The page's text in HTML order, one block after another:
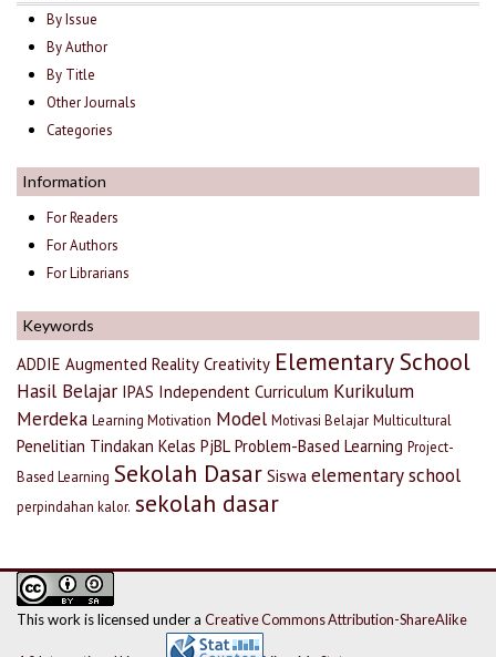
By Issue
By Author
By Title
Other Journals
Categories
Information
For Readers
For Authors
For Librarians
Keywords
ADDIE Augmented Reality Creativity Elementary School
Hasil Belajar IPAS Independent Curriculum Kurikulum
Merdeka Learning Motivation Model Motivasi Belajar Multicultural
Penelitian Tindakan Kelas PjBL Problem-Based Learning Project-
Based Learning Sekolah Dasar Siswa elementary school
perpindahan kalor. sekolah dasar
This work is licensed under a Creative Commons Attribution-ShareAlike